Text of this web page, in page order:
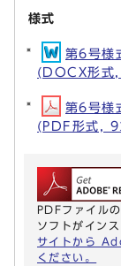
様式
第6号様
(DOCX形式
第6号様
(PDF形式,
PDFファイル
ソフトがイン
サイトから
ください。